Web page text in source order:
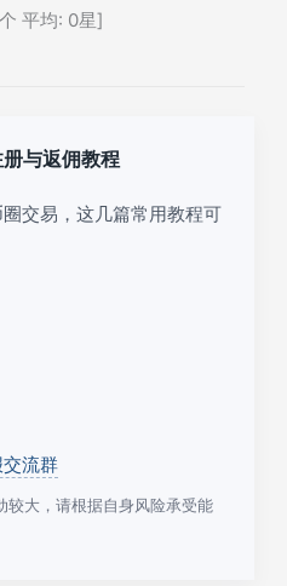
平均: 0星]
与返佣教程
交易，这几篇常用教程可
流群
较大，请根据自身风险承受能